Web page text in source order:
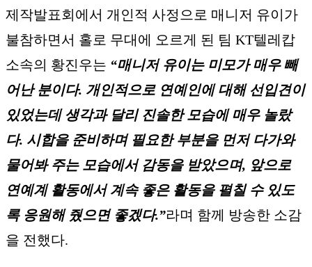
제작발표회에서 개인적 사정으로 매니저 유이가
불참하면서 홀로 무대에 오르게 된 팀 KT텔레캅
소속의 황진우는 “매니저 유이는 미모가 매우 빼
어난 분이다. 개인적으로 연예인에 대해 선입견이
있었는데 생각과 달리 진솔한 모습에 매우 놀랐
다. 시합을 준비하며 필요한 부분을 먼저 다가와
물어봐 주는 모습에서 감동을 받았으며, 앞으로
연예계 활동에서 계속 좋은 활동을 펼칠 수 있도
록 응원해 줬으면 좋겠다.”라며 함께 방송한 소감
을 전했다.